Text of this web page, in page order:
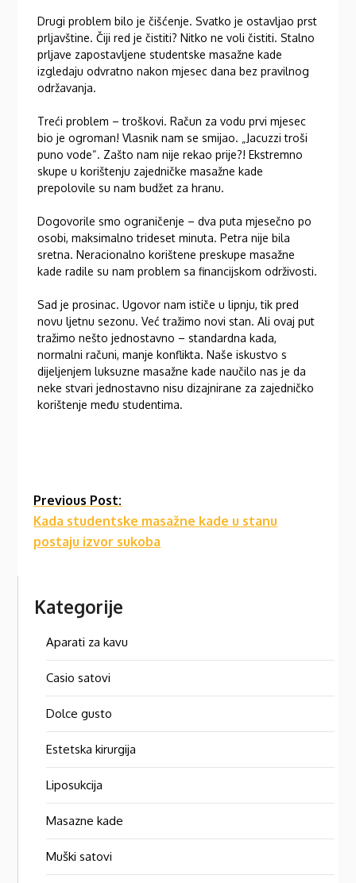
Drugi problem bilo je čišćenje. Svatko je ostavljao prst
prljavštine. Čiji red je čistiti? Nitko ne voli čistiti. Stalno
prljave zapostavljene studentske masažne kade
izgledaju odvratno nakon mjesec dana bez pravilnog
održavanja.
Treći problem – troškovi. Račun za vodu prvi mjesec
bio je ogroman! Vlasnik nam se smijao. „Jacuzzi troši
puno vode“. Zašto nam nije rekao prije?! Ekstremno
skupe u korištenju zajedničke masažne kade
prepolovile su nam budžet za hranu.
Dogovorile smo ograničenje – dva puta mjesečno po
osobi, maksimalno trideset minuta. Petra nije bila
sretna. Neracionalno korištene preskupe masažne
kade radile su nam problem sa financijskom održivosti.
Sad je prosinac. Ugovor nam ističe u lipnju, tik pred
novu ljetnu sezonu. Već tražimo novi stan. Ali ovaj put
tražimo nešto jednostavno – standardna kada,
normalni računi, manje konflikta. Naše iskustvo s
dijeljenjem luksuzne masažne kade naučilo nas je da
neke stvari jednostavno nisu dizajnirane za zajedničko
korištenje među studentima.
Continue
Reading
Previous Post:
Kada studentske masažne kade u stanu
postaju izvor sukoba
Kategorije
Aparati za kavu
Casio satovi
Dolce gusto
Estetska kirurgija
Liposukcija
Masazne kade
Muški satovi